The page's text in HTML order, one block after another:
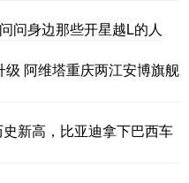
问身边那些开星越L的人
阿维塔重庆两江安博旗舰
新高，比亚迪拿下巴西车